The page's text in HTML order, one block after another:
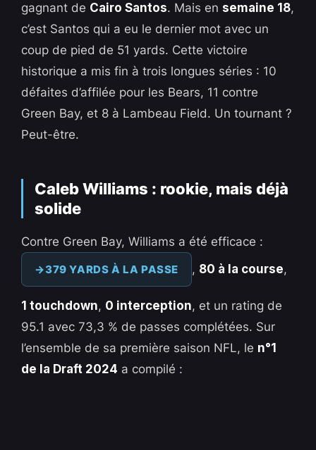
gagnant de Cairo Santos. Mais ensemaine 18,
c’est Santos qui a eu le dernier mot avec un
coup de pied de 51 yards. Cette victoire
historique a mis fin à trois longues séries : 10
défaites d’affilée pour les Bears, 11 contre
Green Bay, et 8 à Lambeau Field. Un tournant ?
Peut-être.
Caleb Williams : rookie, mais déjà
solide
Contre Green Bay, Williams a été efficace :
379 YARDS À LA PASSE , 80 à la course,
1 touchdown, 0 interception, et un rating de
95.1 avec 73,3 % de passes complétées. Sur
l’ensemble de sa première saison NFL, le n°1
de la Draft 2024 a compilé :